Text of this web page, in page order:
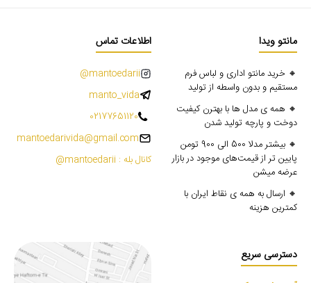
مانتو ویدا
🔸 خرید مانتو اداری و لباس فرم
مستقیم و بدون واسطه از تولید
🔸 همه ی مدل ها با بهترن کیفیت
دوخت و پارچه تولید شدن
🔸 بیشتر مدلا 500 الی 900 تومن
پایین تر از قیمت‌های موجود در بازار
عرضه میشن
🔸 ارسال به همه ی نقاط ایران با
کمترین هزینه
اطلاعات تماس
mantoedarii@
manto_vida
02177651120
mantoedarivida@gmail.com
کانال بله : mantoedarii@
دسترسی سریع